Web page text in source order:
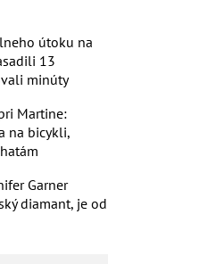
útoku na
13
minúty
Martine:
na bicykli,
Garner
diamant, je od